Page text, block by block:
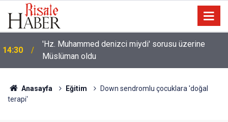
14:30
'Hz. Muhammed denizci miydi' sorusu üzerine
Müslüman oldu
Anasayfa Eğitim
Down sendromlu çocuklara 'doğal
terapi'